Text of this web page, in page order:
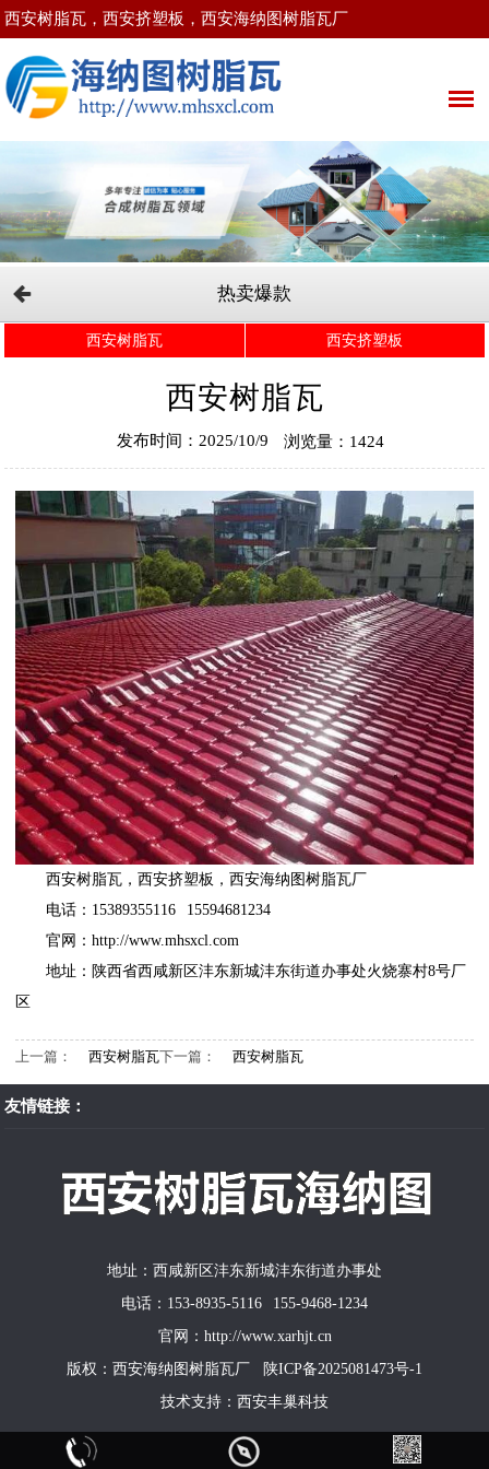
西安树脂瓦，西安挤塑板，西安海纳图树脂瓦厂
热卖爆款
西安树脂瓦 西安挤塑板
西安树脂瓦
发布时间：2025/10/9 浏览量：1424
西安树脂瓦 ，西安挤塑板 ，西安海纳图树脂瓦厂
电话：15389355116 15594681234
官网：http://www.mhsxcl.com
地址：陕西省西咸新区沣东新城沣东街道办事处火烧寨村8号厂
区
上一篇： 西安树脂瓦下一篇： 西安树脂瓦
友情链接：
地址：西咸新区沣东新城沣东街道办事处
电话：153-8935-5116 155-9468-1234
官网：http://www.xarhjt.cn
版权：西安海纳图树脂瓦厂
陕ICP备2025081473号-1
技术支持： 西安丰巢科技